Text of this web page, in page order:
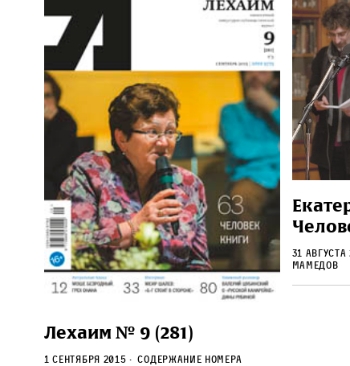
Лехаим № 9 (281)
1 сентября 2015 Содержание номера
31 августа
Мамедов